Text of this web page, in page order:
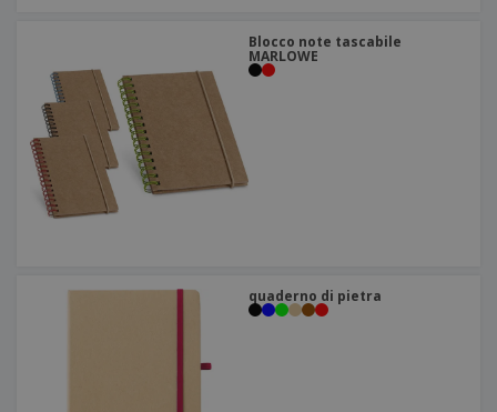
Blocco note tascabile
MARLOWE
quaderno di pietra